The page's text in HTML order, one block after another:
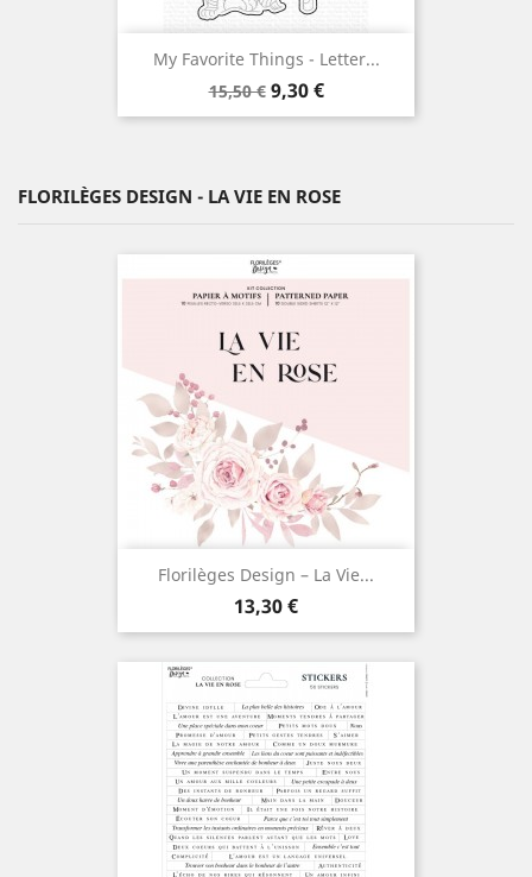
My Favorite Things - Letter...
Prix
de
15,50 € Prix
9,30 €
FLORILÈGES DESIGN - LA VIE EN ROSE
Florilèges Design – La Vie...
Prix
13,30 €